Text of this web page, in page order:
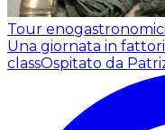
Tour enogastronomici
Una giornata in
classOspitato da